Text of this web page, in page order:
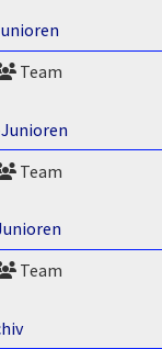
Team
Team
Team